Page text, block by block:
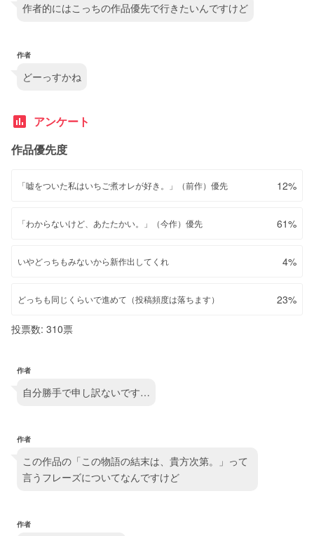
作者的にはこっちの作品優先で行きたいんですけど
作者
どーっすかね
poll アンケート
作品優先度
「嘘をついた私はいちご煮オレが好き。」（前作）優先 12%
「わからないけど、あたたかい。」（今作）優先 61%
いやどっちもみないから新作出してくれ 4%
どっちも同じくらいで進めて（投稿頻度は落ちます） 23%
投票数: 310票
作者
自分勝手で申し訳ないです…
作者
この作品の「この物語の結末は、貴方次第。」って
言うフレーズについてなんですけど
作者